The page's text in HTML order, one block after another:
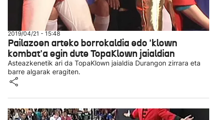
2019/04/21 - 15:48
Pailazoen arteko borrokaldia edo 'klown
kombat'a egin dute TopaKlown jaialdian
Asteazkenetik ari da TopaKlown jaialdia Durangon zirrara eta
barre algarak eragiten.